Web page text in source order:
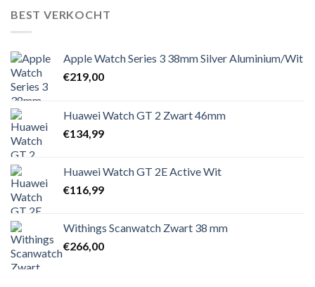
BEST VERKOCHT
Apple Watch Series 3 38mm Silver Aluminium/Wit
€219,00
Huawei Watch GT 2 Zwart 46mm
€134,99
Huawei Watch GT 2E Active Wit
€116,99
Withings Scanwatch Zwart 38 mm
€266,00